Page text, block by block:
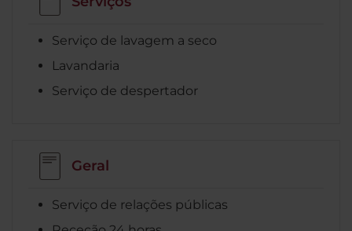
Serviço de lavagem a seco
Lavandaria
Serviço de despertador
Geral
Serviço de relações públicas